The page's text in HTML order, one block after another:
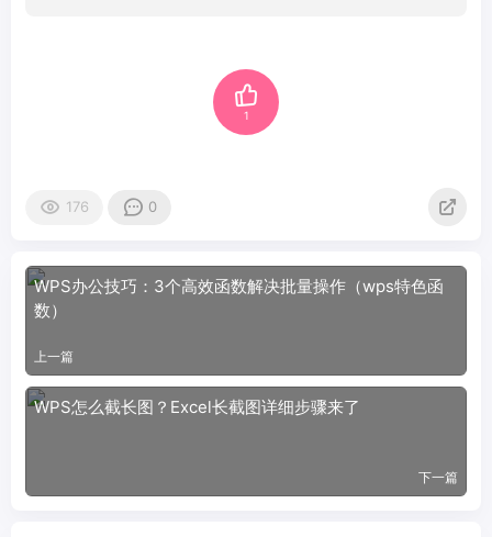
1
176 0
WPS办公技巧：3个高效函数解决批量操作（wps特色函
数）
上一篇
WPS怎么截长图？Excel长截图详细步骤来了
下一篇